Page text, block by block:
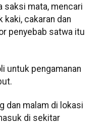
saksi mata, mencari
kaki, cakaran dan
penyebab satwa itu
untuk pengamanan
dan malam di lokasi
di sekitar